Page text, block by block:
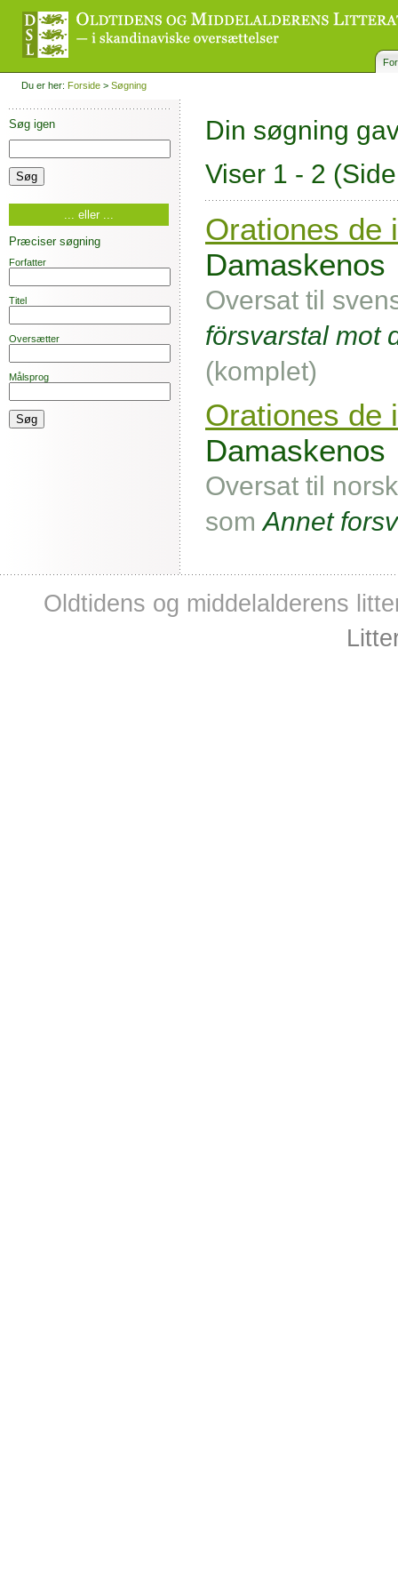
Du er her: Forside > Søgning
Søg igen
... eller ...
Præciser søgning
Forfatter
Titel
Oversætter
Målsprog
Din søgning
Viser 1 - 2
Orationes de
Damaskenos
Oversat til
försvarstal mot
(komplet)
Orationes de
Damaskenos
Oversat til
somAnnet
Oldtidens og middelalderens